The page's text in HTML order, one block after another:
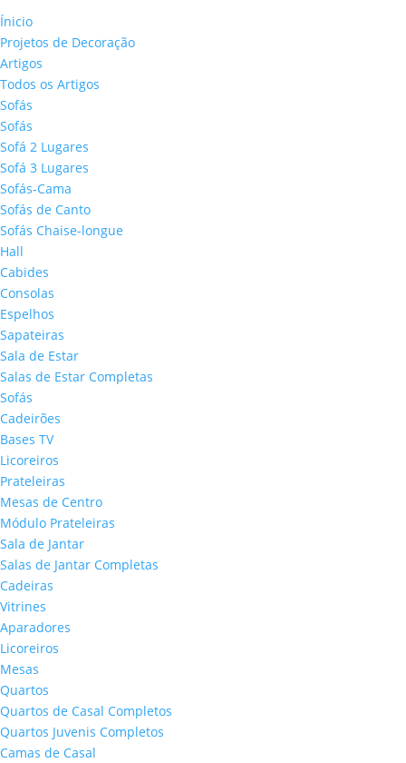
Ínicio
Projetos de Decoração
Artigos
Todos os Artigos
Sofás
Sofás
Sofá 2 Lugares
Sofá 3 Lugares
Sofás-Cama
Sofás de Canto
Sofás Chaise-longue
Hall
Cabides
Consolas
Espelhos
Sapateiras
Sala de Estar
Salas de Estar Completas
Sofás
Cadeirões
Bases TV
Licoreiros
Prateleiras
Mesas de Centro
Módulo Prateleiras
Sala de Jantar
Salas de Jantar Completas
Cadeiras
Vitrines
Aparadores
Licoreiros
Mesas
Quartos
Quartos de Casal Completos
Quartos Juvenis Completos
Camas de Casal